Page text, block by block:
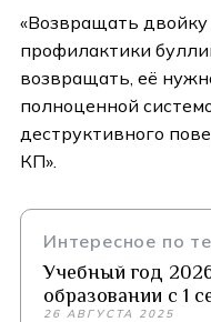
«Возвращать
профилактики
возвращать, её
полноценной
деструктивного
КП».
Интересное по
Учебный год
образовании с 1
26 АВГУСТА 2025